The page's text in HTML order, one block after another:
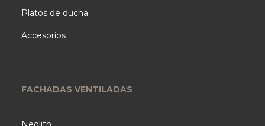
Platos de ducha
Accesorios
FACHADAS VENTILADAS